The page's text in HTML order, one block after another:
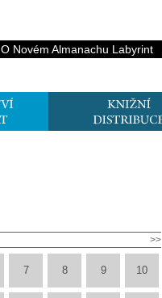
O Novém Almanachu Labyrint
>>
7 8 9 10